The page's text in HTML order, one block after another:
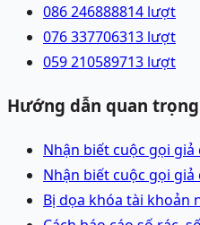
086 246888814 lượt
076 337706313 lượt
059 210589713 lượt
Hướng dẫn quan trọng
Nhận biết cuộc gọi
Nhận biết cuộc gọi
Bị dọa khóa tài khoản